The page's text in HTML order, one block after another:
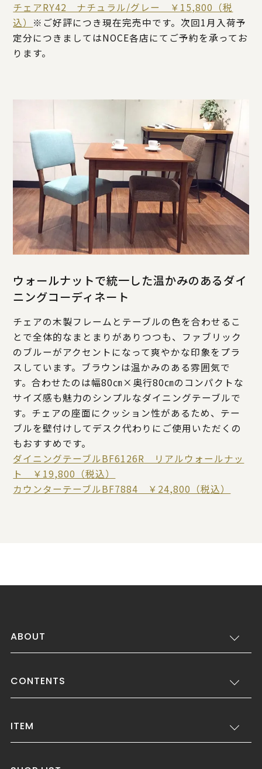
チェアRY42 ナチュラル/グレー ￥15,800（税
込） ※ご好評につき現在完売中です。次回1月入荷予
定分につきましてはNOCE各店にてご予約を承ってお
ります。
ウォールナットで統一した温かみのあるダイ
ニングコーディネート
チェアの木製フレームとテーブルの色を合わせるこ
とで全体的なまとまりがありつつも、ファブリック
のブルーがアクセントになって爽やかな印象をプラ
スしています。ブラウンは温かみのある雰囲気で
す。合わせたのは幅80㎝×奥行80㎝のコンパクトな
サイズ感も魅力のシンプルなダイニングテーブルで
す。チェアの座面にクッション性があるため、テー
ブルを壁付けしてデスク代わりにご使用いただくの
もおすすめです。
ダイニングテーブルBF6126R リアルウォールナッ
ト ￥19,800（税込）
カウンターテーブルBF7884 ￥24,800（税込）
ABOUT
CONTENTS
ITEM